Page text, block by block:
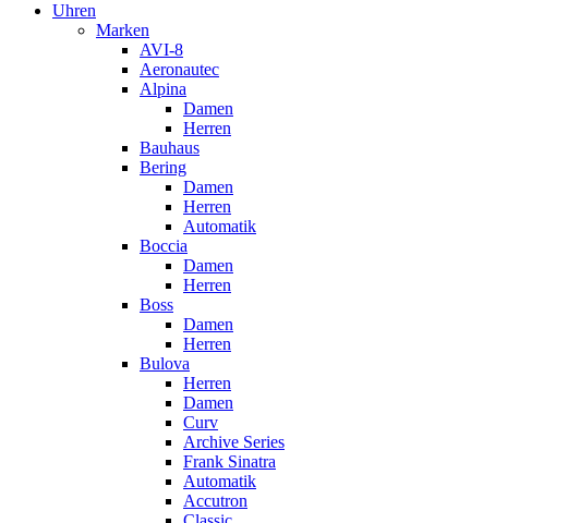
Uhren
Marken
AVI-8
Aeronautec
Alpina
Damen
Herren
Bauhaus
Bering
Damen
Herren
Automatik
Boccia
Damen
Herren
Boss
Damen
Herren
Bulova
Herren
Damen
Curv
Archive Series
Frank Sinatra
Automatik
Accutron